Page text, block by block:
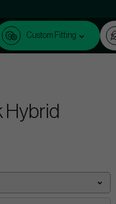
Custom Fitting
Hybrid